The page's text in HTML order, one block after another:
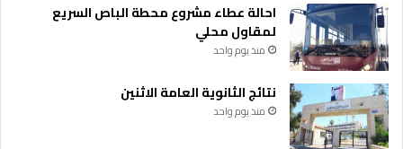
د
س
ي
ا
ح
ي
ة
احالة عطاء مشروع محطة الباص السريع
لمقاول محلي
منذ يوم واحد
نتائج الثانوية العامة الاثنين
منذ يوم واحد